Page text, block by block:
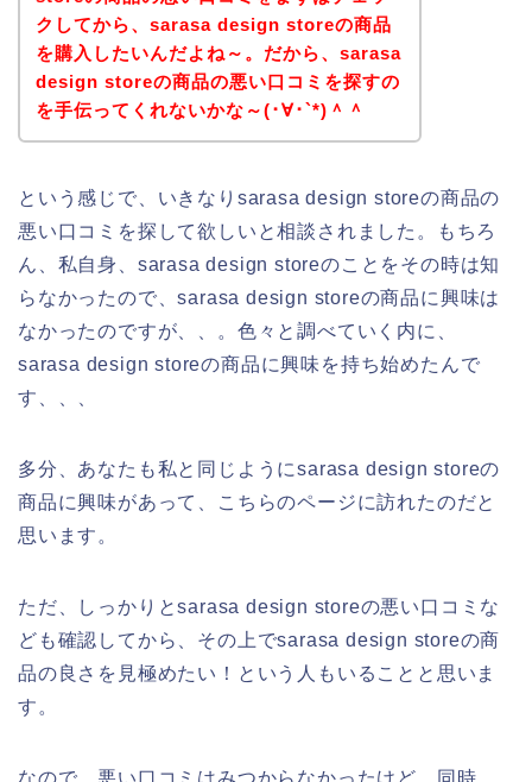
クしてから、sarasa design storeの商品
を購入したいんだよね～。だから、sarasa
design storeの商品の悪い口コミを探すの
を手伝ってくれないかな～(･∀･`*)＾＾
という感じで、いきなりsarasa design storeの商品の
悪い口コミを探して欲しいと相談されました。もちろ
ん、私自身、sarasa design storeのことをその時は知
らなかったので、sarasa design storeの商品に興味は
なかったのですが、、。色々と調べていく内に、
sarasa design storeの商品に興味を持ち始めたんで
す、、、
多分、あなたも私と同じようにsarasa design storeの
商品に興味があって、こちらのページに訪れたのだと
思います。
ただ、しっかりとsarasa design storeの悪い口コミな
ども確認してから、その上でsarasa design storeの商
品の良さを見極めたい！という人もいることと思いま
す。
なので、悪い口コミはみつからなかったけど、同時